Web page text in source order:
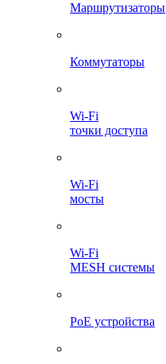
Маршрутизаторы
Коммутаторы
Wi-Fi
точки доступа
Wi-Fi
мосты
Wi-Fi
MESH системы
PoE устройства